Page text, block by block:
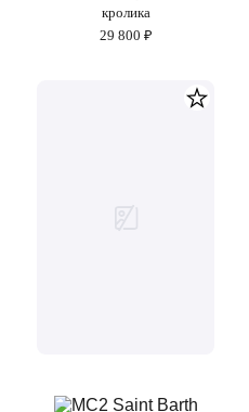
кролика
29 800 ₽